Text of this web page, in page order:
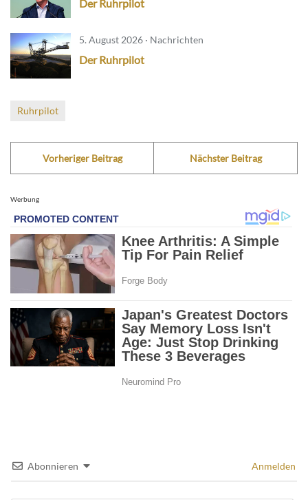
Der Ruhrpilot
5. August 2026 · Nachrichten
Der Ruhrpilot
Ruhrpilot
Vorheriger Beitrag Nächster Beitrag
Werbung
Abonnieren Anmelden